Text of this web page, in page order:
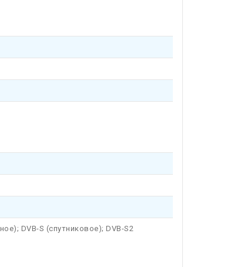
DVB-S (спутниковое); DVB-S2